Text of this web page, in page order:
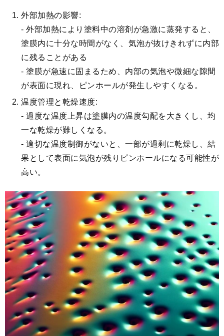
外部加熱の影響:
- 外部加熱により塗料中の溶剤が急激に蒸発すると、
塗膜内に十分な時間がなく、気泡が抜けきれずに内部
に残ることがある
- 塗膜が急速に固まるため、内部の気泡や微細な隙間
が表面に現れ、ピンホールが発生しやすくなる。
温度管理と乾燥速度:
- 過度な温度上昇は塗膜内の温度勾配を大きくし、均
一な乾燥が難しくなる。
- 適切な温度制御がないと、一部が過剰に乾燥し、結
果として表面に気泡が残りピンホールになる可能性が
高い。